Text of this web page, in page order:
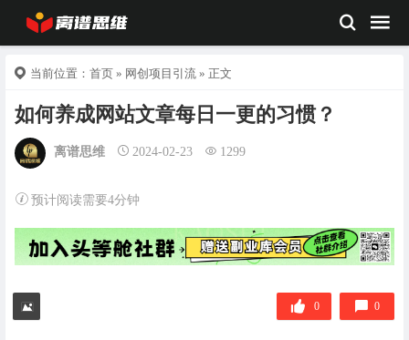
当前位置： 首页 » 网创项目引流 » 正文
如何养成网站文章每日一更的习惯？
离谱思维 2024-02-23 1299
预计阅读需要4分钟
0 0